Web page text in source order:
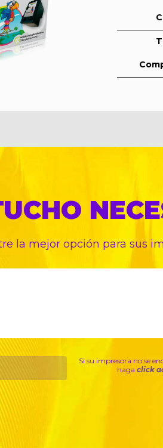
la mejor opción para sus
Si su impresora no se
haga click